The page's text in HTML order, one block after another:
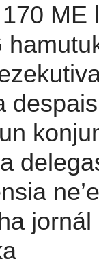
ME
jornál